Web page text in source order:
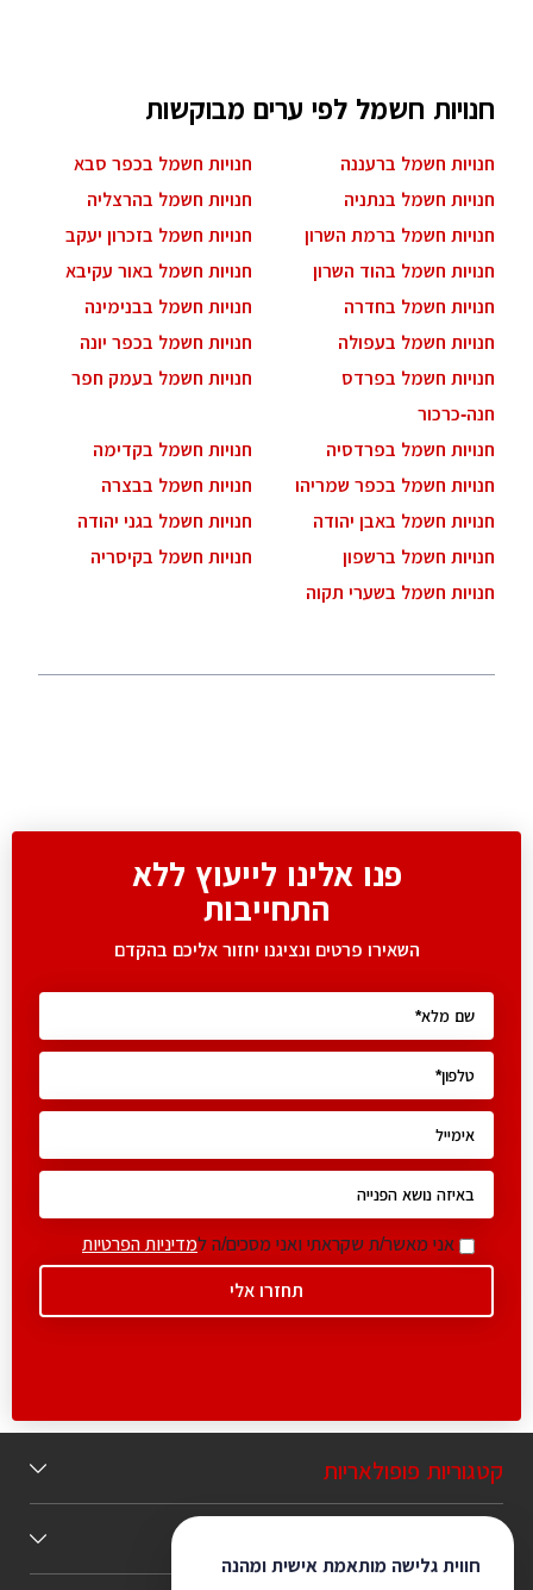
חנויות חשמל לפי ערים מבוקשות
חנויות חשמל ברעננה
חנויות חשמל בכפר סבא
חנויות חשמל בנתניה
חנויות חשמל בהרצליה
חנויות חשמל ברמת השרון
חנויות חשמל בזכרון יעקב
חנויות חשמל בהוד השרון
חנויות חשמל באור עקיבא
חנויות חשמל בחדרה
חנויות חשמל בבנימינה
חנויות חשמל בעפולה
חנויות חשמל בכפר יונה
חנויות חשמל בפרדס
חנה-כרכור
חנויות חשמל בעמק חפר
חנויות חשמל בפרדסיה
חנויות חשמל בקדימה
חנויות חשמל בכפר שמריהו
חנויות חשמל בבצרה
חנויות חשמל באבן יהודה
חנויות חשמל בגני יהודה
חנויות חשמל ברשפון
חנויות חשמל בקיסריה
חנויות חשמל בשערי תקוה
פנו אלינו לייעוץ ללא
התחייבות
השאירו פרטים ונציגנו יחזור אליכם בהקדם
אני מאשר/ת שקראתי ואני מסכים/ה למדיניות הפרטיות
חווית גלישה מותאמת אישית ומהנה
קטגוריות פופולאריות